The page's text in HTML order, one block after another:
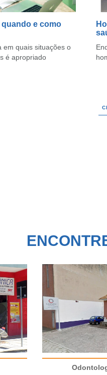
e como
em quais situações o
é apropriado